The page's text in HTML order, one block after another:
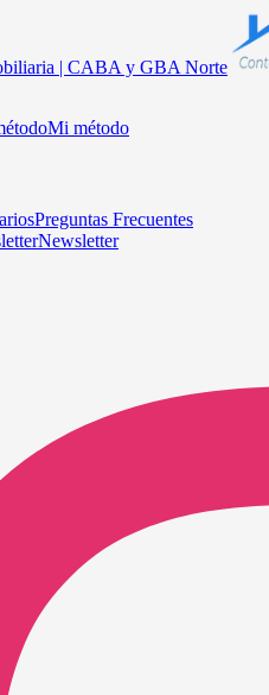
| CABA y GBA Norte
Mi método
Preguntas Frecuentes
Newsletter